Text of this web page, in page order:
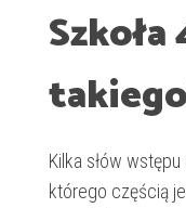
Kilka słów
którego częścią